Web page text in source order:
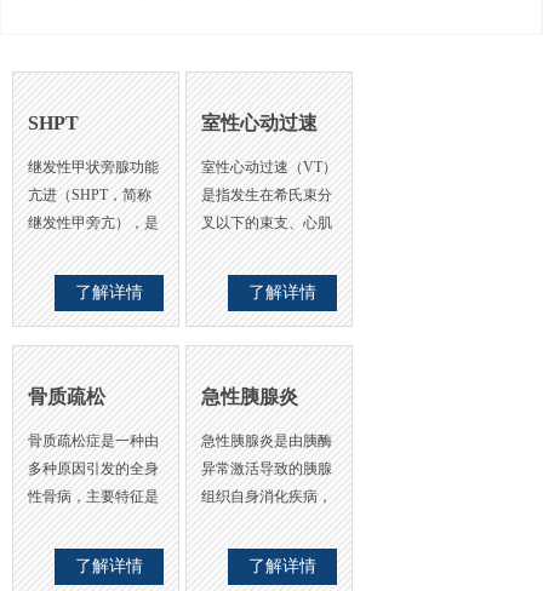
SHPT
继发性甲状旁腺功能
亢进（SHPT，简称
继发性甲旁亢），是
全、肠吸收不良综合
了解详情
室性心动过速
室性心动过速（VT）
是指发生在希氏束分
叉以下的束支、心肌
快速性心律失常，室
了解详情
骨质疏松
骨质疏松症是一种由
多种原因引发的全身
性骨病，主要特征是
降，骨微结构损害，
了解详情
急性胰腺炎
急性胰腺炎是由胰酶
异常激活导致的胰腺
组织自身消化疾病，
功能障碍。急性胰腺
了解详情